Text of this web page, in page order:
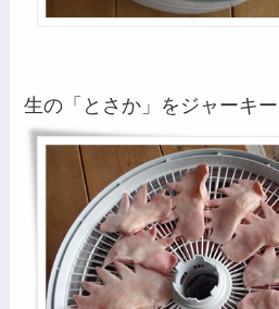
生の「とさか」をジャーキ